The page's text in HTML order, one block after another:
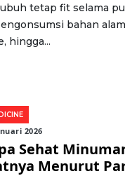
tetap fit selama
bahan
hingga...
2026
Sehat
Menurut